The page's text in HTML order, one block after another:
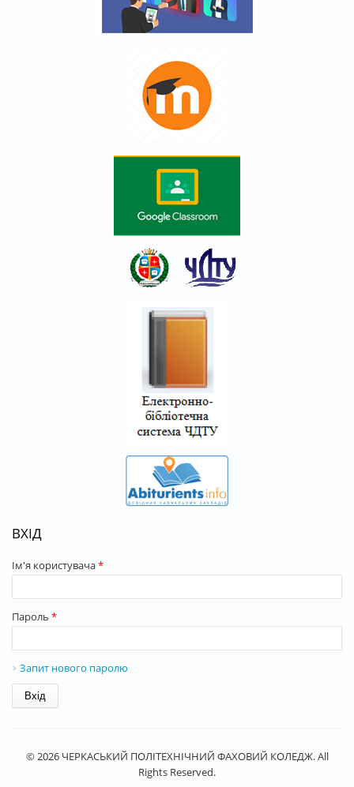
ВХІД
Ім'я користувача*
Пароль *
Запит нового паролю
© 2026 ЧЕРКАСЬКИЙ ПОЛІТЕХНІЧНИЙ ФАХОВИЙ КОЛЕДЖ. All
Rights Reserved.